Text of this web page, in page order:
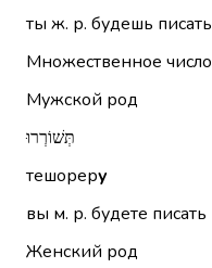
ты ж. р. будешь писать
Множественное число
Мужской род
תְּשׁוֹרְרוּ
тешореру
вы м. р. будете писать
Женский род